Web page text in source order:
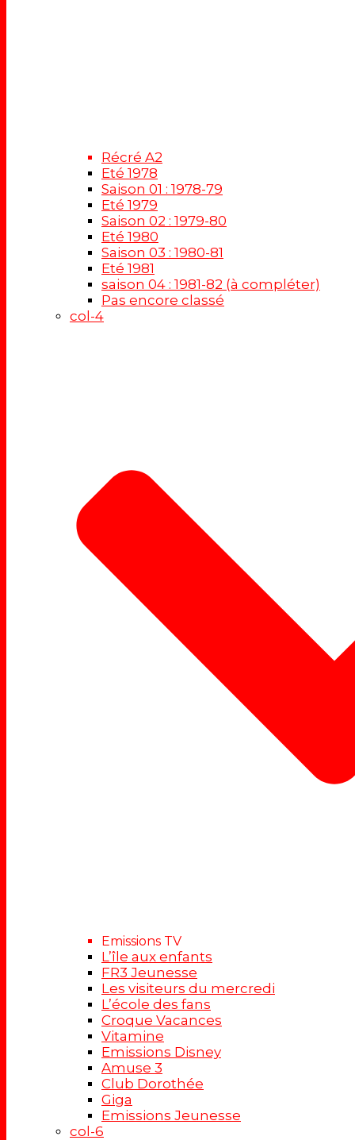
Récré A2
Eté 1978
Saison 01 : 1978-79
Eté 1979
Saison 02 : 1979-80
Eté 1980
Saison 03 : 1980-81
Eté 1981
saison 04 : 1981-82 (à compléter)
Pas encore classé
col-4
Emissions TV
L’île aux enfants
FR3 Jeunesse
Les visiteurs du mercredi
L’école des fans
Croque Vacances
Vitamine
Emissions Disney
Amuse 3
Club Dorothée
Giga
Emissions Jeunesse
col-6